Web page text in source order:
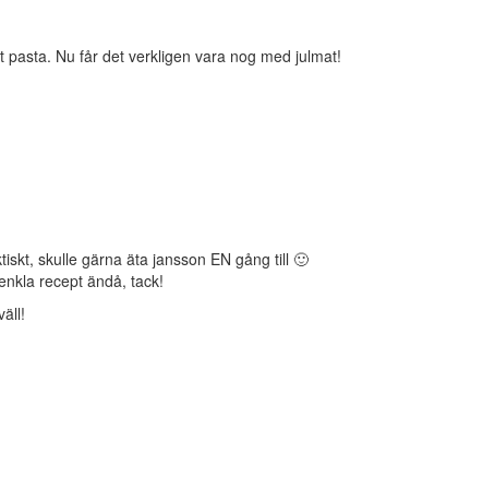
Nu får det verkligen vara nog med julmat!
skulle gärna äta jansson EN gång till 🙂
recept ändå, tack!